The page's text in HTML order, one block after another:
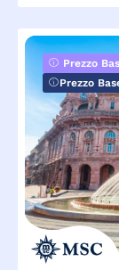
Prezzo
Prezzo